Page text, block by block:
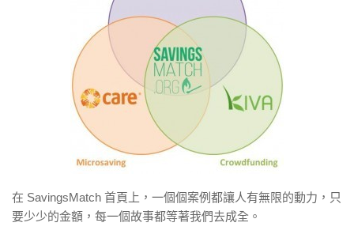
在 SavingsMatch 首頁上，一個個案例都讓人有無限的動力，只
要少少的金額，每一個故事都等著我們去成全。